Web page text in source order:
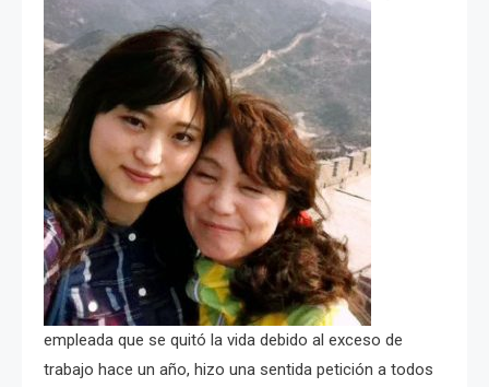
empleada que se quitó la vida debido al exceso de
trabajo hace un año, hizo una sentida petición a todos